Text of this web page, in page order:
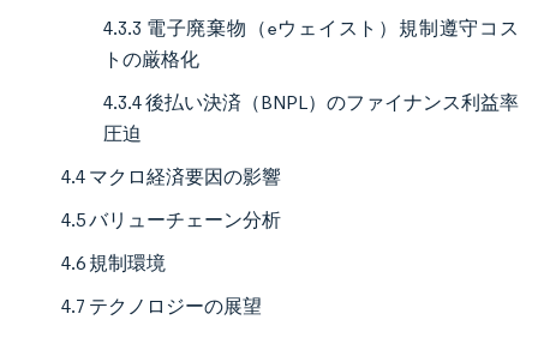
4.3.3 電子廃棄物（eウェイスト）規制遵守コス
トの厳格化
4.3.4 後払い決済（BNPL）のファイナンス利益率
圧迫
4.4 マクロ経済要因の影響
4.5 バリューチェーン分析
4.6 規制環境
4.7 テクノロジーの展望